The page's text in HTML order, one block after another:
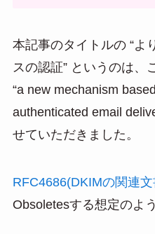
本記事のタイトルの “よ
スの認証” というのは、
“a new mechanism
authenticated email
せていただきました。
RFC4686(DKIMの関連
Obsoletesする想定のよ